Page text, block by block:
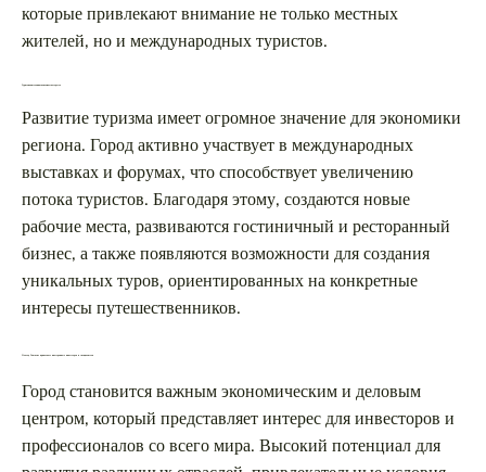
которые привлекают внимание не только местных
жителей, но и международных туристов.
Туризм как источник экономического роста
Развитие туризма имеет огромное значение для экономики
региона. Город активно участвует в международных
выставках и форумах, что способствует увеличению
потока туристов. Благодаря этому, создаются новые
рабочие места, развиваются гостиничный и ресторанный
бизнес, а также появляются возможности для создания
уникальных туров, ориентированных на конкретные
интересы путешественников.
Почему Ташкент привлекает иностранных инвесторов и специалистов
Город становится важным экономическим и деловым
центром, который представляет интерес для инвесторов и
профессионалов со всего мира. Высокий потенциал для